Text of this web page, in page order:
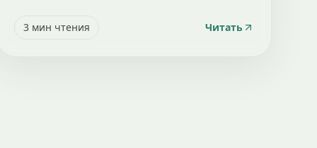
3мин чтения Читать